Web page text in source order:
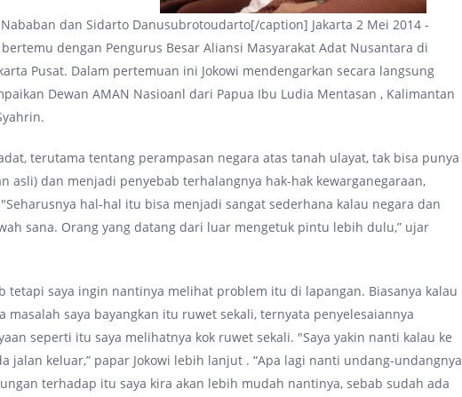
dan Sidarto Danusubrotoudarto[/caption] Jakarta 2 Mei 2014 -
bertemu dengan Pengurus Besar Aliansi Masyarakat Adat Nusantara di
Pusat. Dalam pertemuan ini Jokowi mendengarkan secara langsung
Dewan AMAN Nasioanl dari Papua Ibu Ludia Mentasan , Kalimantan
terutama tentang perampasan negara atas tanah ulayat, tak bisa punya
asli) dan menjadi penyebab terhalangnya hak-hak kewarganegaraan,
hal-hal itu bisa menjadi sangat sederhana kalau negara dan
sana. Orang yang datang dari luar mengetuk pintu lebih dulu,” ujar
tetapi saya ingin nantinya melihat problem itu di lapangan. Biasanya kalau
masalah saya bayangkan itu ruwet sekali, ternyata penyelesaiannya
seperti itu saya melihatnya kok ruwet sekali. "Saya yakin nanti kalau ke
jalan keluar,” papar Jokowi lebih lanjut . “Apa lagi nanti undang-undangnya
terhadap itu saya kira akan lebih mudah nantinya, sebab sudah ada